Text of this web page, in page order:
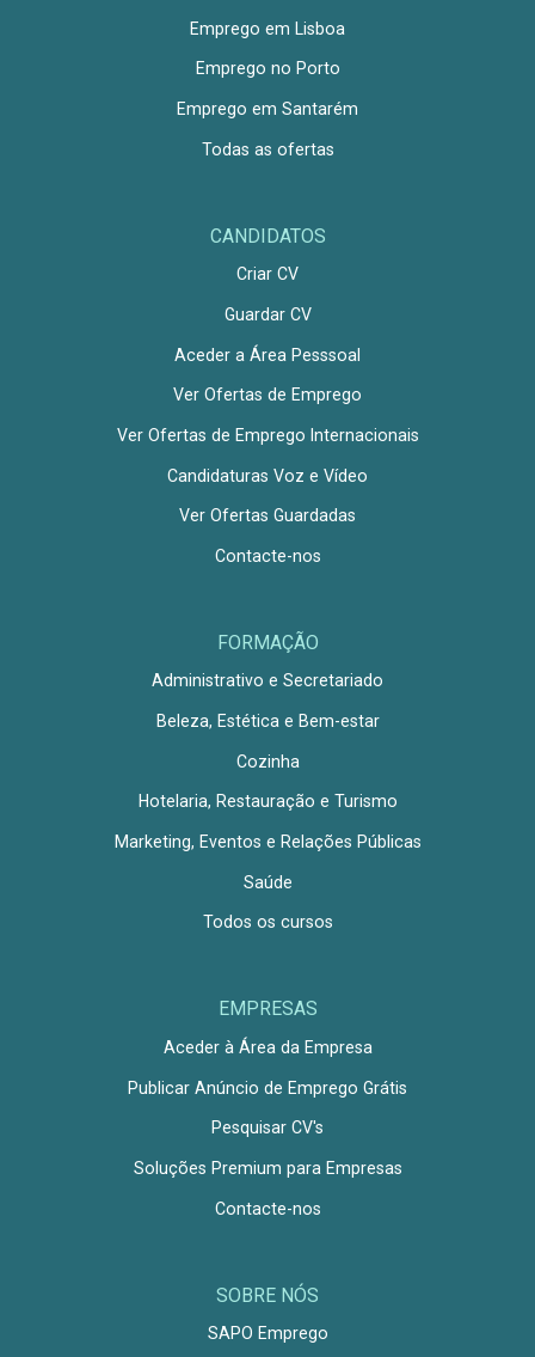
Emprego em Lisboa
Emprego no Porto
Emprego em Santarém
Todas as ofertas
CANDIDATOS
Criar CV
Guardar CV
Aceder a Área Pesssoal
Ver Ofertas de Emprego
Ver Ofertas de Emprego Internacionais
Candidaturas Voz e Vídeo
Ver Ofertas Guardadas
Contacte-nos
FORMAÇÃO
Administrativo e Secretariado
Beleza, Estética e Bem-estar
Cozinha
Hotelaria, Restauração e Turismo
Marketing, Eventos e Relações Públicas
Saúde
Todos os cursos
EMPRESAS
Aceder à Área da Empresa
Publicar Anúncio de Emprego Grátis
Pesquisar CV's
Soluções Premium para Empresas
Contacte-nos
SOBRE NÓS
SAPO Emprego